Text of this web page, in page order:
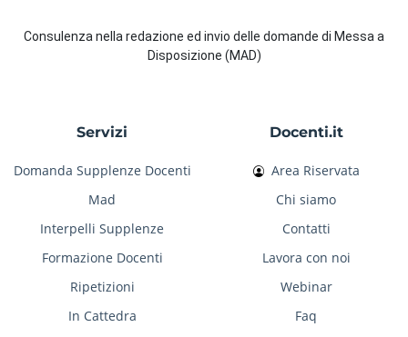
Consulenza nella redazione ed invio delle domande di Messa a
Disposizione (MAD)
Servizi
Domanda Supplenze Docenti
Mad
Interpelli Supplenze
Formazione Docenti
Ripetizioni
In Cattedra
Docenti.it
Area Riservata
Chi siamo
Contatti
Lavora con noi
Webinar
Faq